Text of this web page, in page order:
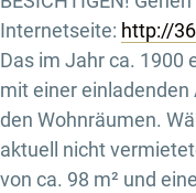
Internetseite: http://
Das im Jahr ca. 1900
mit einer
den Wohnräumen.
aktuell nicht
von ca. 98 m² und